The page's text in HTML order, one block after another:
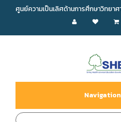
ศูนย์ความเป็นเลิศด้านการศึกษาวิทยา
Navigation